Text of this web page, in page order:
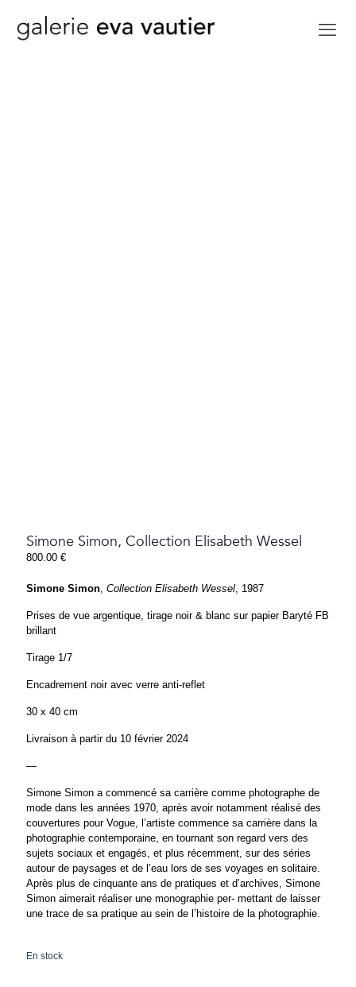
Simone Simon, Collection Elisabeth Wessel
800.00 €
Simone Simon Collection Elisabeth Wessel , 1987
Prises de vue argentique, tirage noir & blanc sur papier Baryté FB
brillant
Tirage 1/7
Encadrement noir avec verre anti-reflet
30 x 40 cm
Livraison à partir du 10 février 2024
—
Simone Simon a commencé sa carrière comme photographe de
mode dans les années 1970, après avoir notamment réalisé des
couvertures pour Vogue, l’artiste commence sa carrière dans la
photographie contemporaine, en tournant son regard vers des
sujets sociaux et engagés, et plus récemment, sur des séries
autour de paysages et de l’eau lors de ses voyages en solitaire.
Après plus de cinquante ans de pratiques et d’archives, Simone
Simon aimerait réaliser une monographie per- mettant de laisser
une trace de sa pratique au sein de l’histoire de la photographie.
En stock